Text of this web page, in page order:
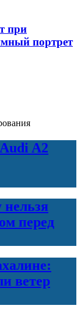
при
портрет
A2
нельзя
перед
ветер